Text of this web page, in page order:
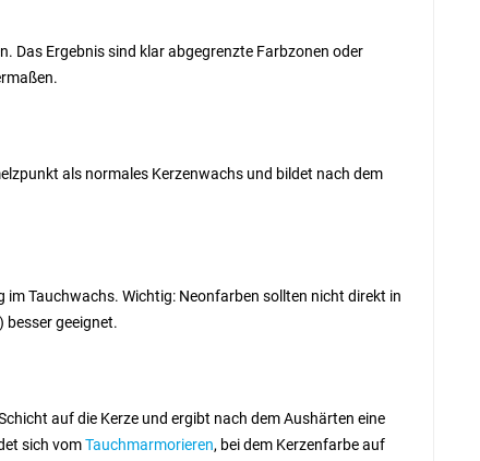
Das Ergebnis sind klar abgegrenzte Farbzonen oder
als normales Kerzenwachs und bildet nach dem
Tauchwachs. Wichtig: Neonfarben sollten nicht direkt in
besser geeignet.
auf die Kerze und ergibt nach dem Aushärten eine
sich vomTauchmarmorieren, bei dem Kerzenfarbe auf